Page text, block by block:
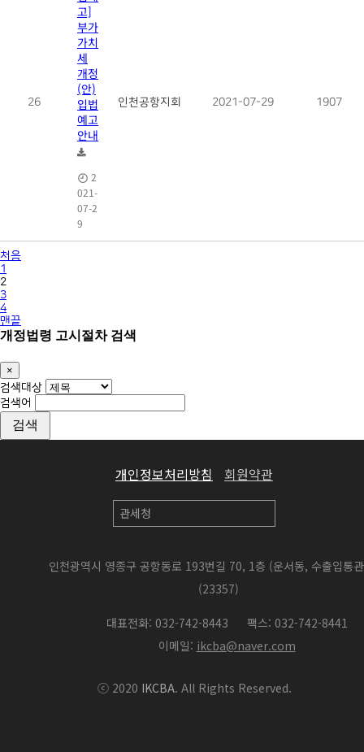
26
고]
부가
가치
세
개정
(안)
입법
예고
안내
2
021-
07-2
9
인천공항지회 2021-07-29 1907
처음
1
2
3
4
맨끝
개정법령 고시절차 검색
×
Close
검색대상
검색어
검색
개인정보처리방침 회원약관
인천광역시 영종구 공항동로 193번길 70, 1층 (운서동, 수출입통
(23357)
대표전화: 032-742-8443
팩스: 032-742-8441
이메일: ikcba@naver.com
ⓒ 2020 IKCBA. All Rights Reserved.